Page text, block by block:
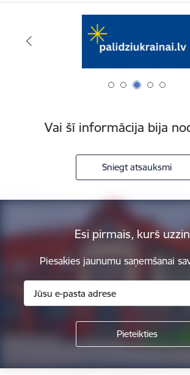
Vai šī informācija bija
Sniegt atsauksmi
Esi pirmais, kurš
Piesakies jaunumu saņemšanai